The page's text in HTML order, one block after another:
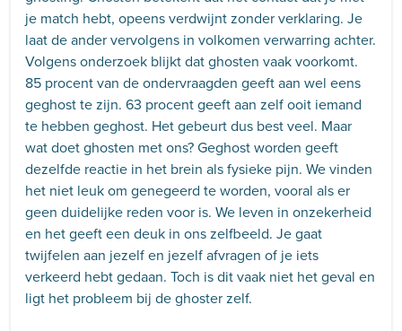
je match hebt, opeens verdwijnt zonder verklaring. Je
laat de ander vervolgens in volkomen verwarring achter.
Volgens onderzoek blijkt dat ghosten vaak voorkomt.
85 procent van de ondervraagden geeft aan wel eens
geghost te zijn. 63 procent geeft aan zelf ooit iemand
te hebben geghost. Het gebeurt dus best veel. Maar
wat doet ghosten met ons? Geghost worden geeft
dezelfde reactie in het brein als fysieke pijn. We vinden
het niet leuk om genegeerd te worden, vooral als er
geen duidelijke reden voor is. We leven in onzekerheid
en het geeft een deuk in ons zelfbeeld. Je gaat
twijfelen aan jezelf en jezelf afvragen of je iets
verkeerd hebt gedaan. Toch is dit vaak niet het geval en
ligt het probleem bij de ghoster zelf.